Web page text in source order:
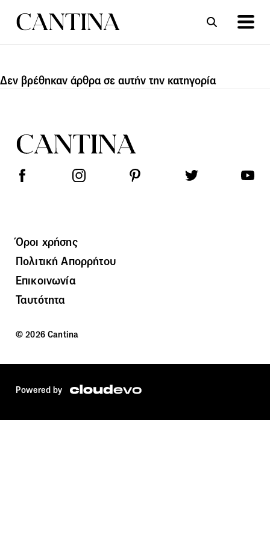
ΣΥΝΤΑΓΕΣ ΑΡΘΡΑ
Δεν βρέθηκαν άρθρα σε αυτήν την κατηγορία
Όροι χρήσης
Πολιτική Απορρήτου
Επικοινωνία
Ταυτότητα
© 2026 Cantina
Powered by